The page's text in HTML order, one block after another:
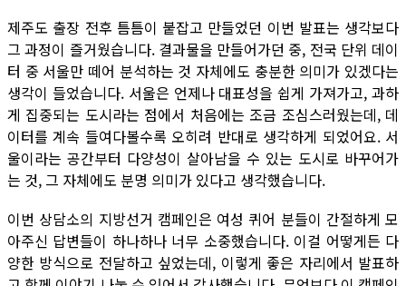
제주도 출장 전후 틈틈이 붙잡고 만들었던 이번 발표는 생각보다
그 과정이 즐거웠습니다. 결과물을 만들어가던 중, 전국 단위 데이
터 중 서울만 떼어 분석하는 것 자체에도 충분한 의미가 있겠다는
생각이 들었습니다. 서울은 언제나 대표성을 쉽게 가져가고, 과하
게 집중되는 도시라는 점에서 처음에는 조금 조심스러웠는데, 데
이터를 계속 들여다볼수록 오히려 반대로 생각하게 되었어요. 서
울이라는 공간부터 다양성이 살아남을 수 있는 도시로 바꾸어가
는 것, 그 자체에도 분명 의미가 있다고 생각했습니다.
이번 상담소의 지방선거 캠페인은 여성 퀴어 분들이 간절하게 모
아주신 답변들이 하나하나 너무 소중했습니다. 이걸 어떻게든 다
양한 방식으로 전달하고 싶었는데, 이렇게 좋은 자리에서 발표하